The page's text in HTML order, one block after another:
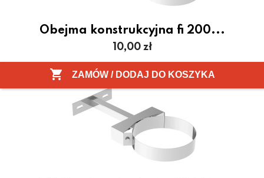
Obejma konstrukcyjna fi 200...
Cena
10,00 zł
 ZAMÓW / DODAJ DO KOSZYKA